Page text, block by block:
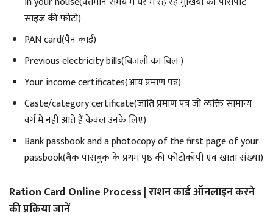
साइज की फोटो)
PAN card(पैन कार्ड)
Previous electricity bills(बिजली का बिल )
Your income certificates(आय प्रमाण पत्र)
Caste/category certificate(जाति प्रमाण पत्र जो व्यक्ति सामान्य
वर्ग में नहीं आते हैं केवल उनके लिए)
Bank passbook and a photocopy of the first page of your
passbook(बैंक पासबुक के प्रथम पृष्ठ की फोटोकॉपी एवं खाता संख्या)
Ration Card Online Process | राशन कार्ड ऑनलाइन करने
की प्रक्रिया जानें